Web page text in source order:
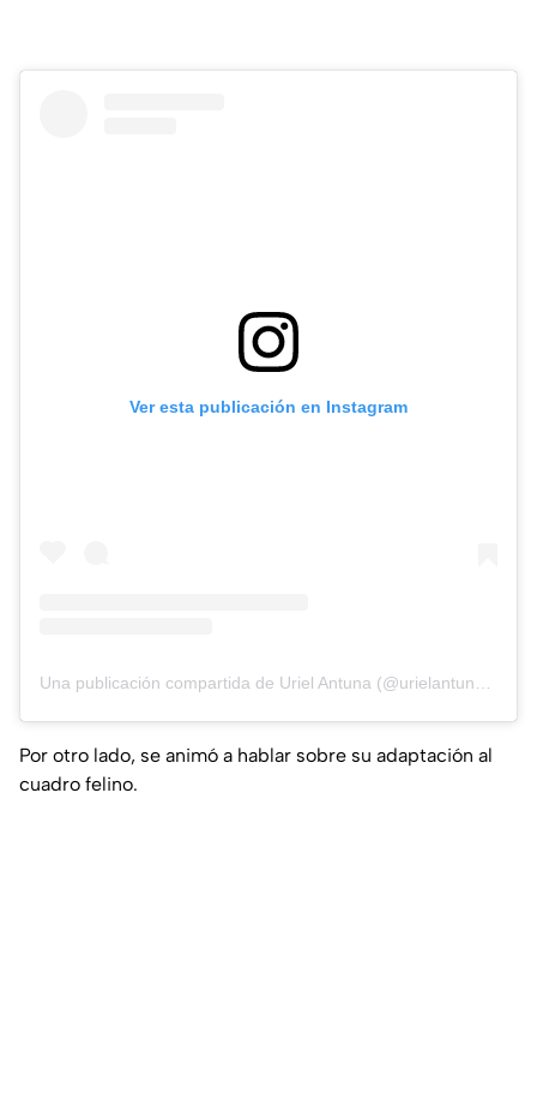
Ver esta publicación en Instagram
Una publicación compartida de Uriel Antuna (@urielantuna90)
Por otro lado, se animó a hablar sobre su adaptación al
cuadro felino.